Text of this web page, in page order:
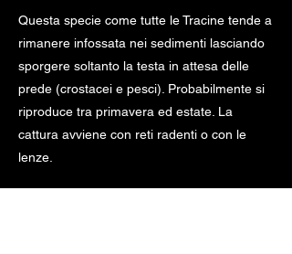
Questa specie come tutte le Tracine tende a
rimanere infossata nei sedimenti lasciando
sporgere soltanto la testa in attesa delle
prede (crostacei e pesci). Probabilmente si
riproduce tra primavera ed estate. La
cattura avviene con reti radenti o con le
lenze.